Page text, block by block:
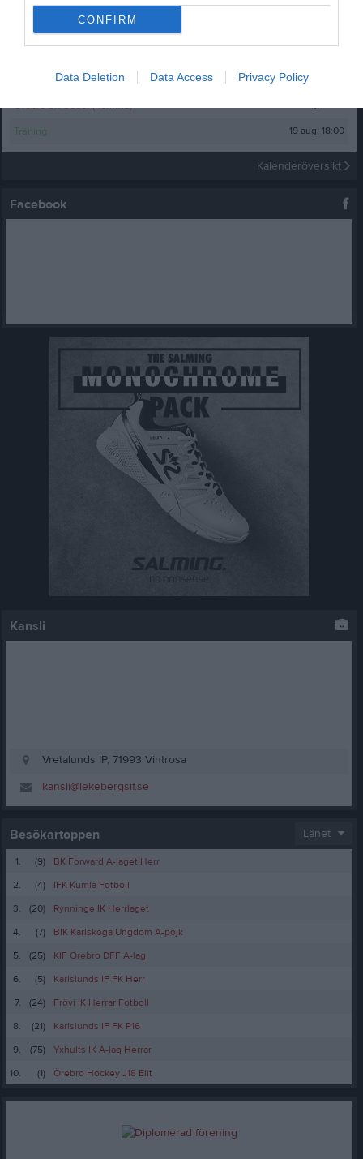
CONFIRM
Data Deletion Data Access Privacy Policy16 aug, 18:00
Örebro SK Söder (hemma) 17 aug, 19:00
Träning 19 aug, 18:00
Kalenderöversikt
Facebook
Kansli
Vretalunds IP, 71993 Vintrosa
kansli@lekebergsif.se
Besökartoppen Länet
1. (9)
BK Forward A-laget Herr
2.
(4)
IFK Kumla Fotboll
3.
(20)
Rynninge IK Herrlaget
4.
(7)
BIK Karlskoga Ungdom A-pojk
5.
(25)
KIF Örebro DFF A-lag
6.
(5)
Karlslunds IF FK Herr
7.
(24)
Frövi IK Herrar Fotboll
8.
(21)
Karlslunds IF FK P16
9.
(75)
Yxhults IK A-lag Herrar
10.
(1) Örebro Hockey J18 Elit